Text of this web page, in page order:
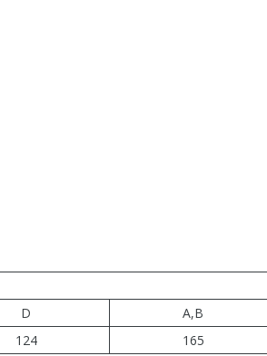
D
A,В
124 165